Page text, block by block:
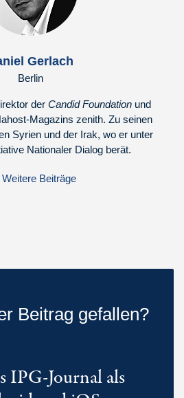
Gerlach
Berlin
der Candid Foundationund
Magazins zenith. Zu seinen
Syrien und der Irak, wo er unter
Nationaler Dialog berät.
Weitere Beiträge
Beitrag gefallen?
IPG-Journal als